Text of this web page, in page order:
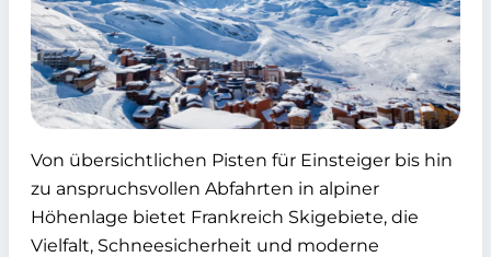
Von übersichtlichen Pisten für Einsteiger bis hin
zu anspruchsvollen Abfahrten in alpiner
Höhenlage bietet Frankreich Skigebiete, die
Vielfalt, Schneesicherheit und moderne